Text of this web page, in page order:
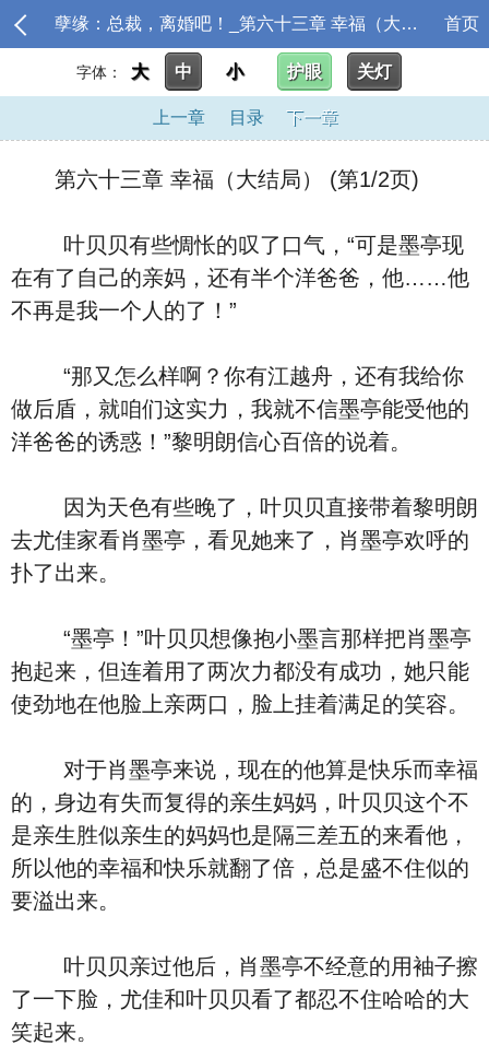
孽缘：总裁，离婚吧！_第六十三章 幸福（大结局） 首页
字体： 大 中 小 护眼 关灯
上一章 目录 下一章
第六十三章 幸福（大结局） (第1/2页)
叶贝贝有些惆怅的叹了口气，“可是墨亭现
在有了自己的亲妈，还有半个洋爸爸，他……他
不再是我一个人的了！”
“那又怎么样啊？你有江越舟，还有我给你
做后盾，就咱们这实力，我就不信墨亭能受他的
洋爸爸的诱惑！”黎明朗信心百倍的说着。
因为天色有些晚了，叶贝贝直接带着黎明朗
去尤佳家看肖墨亭，看见她来了，肖墨亭欢呼的
扑了出来。
“墨亭！”叶贝贝想像抱小墨言那样把肖墨亭
抱起来，但连着用了两次力都没有成功，她只能
使劲地在他脸上亲两口，脸上挂着满足的笑容。
对于肖墨亭来说，现在的他算是快乐而幸福
的，身边有失而复得的亲生妈妈，叶贝贝这个不
是亲生胜似亲生的妈妈也是隔三差五的来看他，
所以他的幸福和快乐就翻了倍，总是盛不住似的
要溢出来。
叶贝贝亲过他后，肖墨亭不经意的用袖子擦
了一下脸，尤佳和叶贝贝看了都忍不住哈哈的大
笑起来。